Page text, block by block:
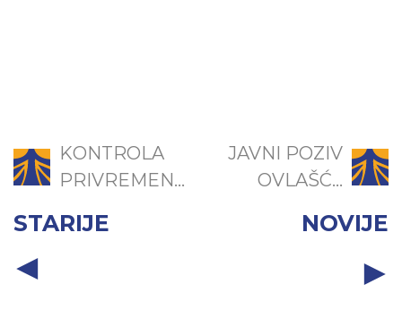
KONTROLA
PRIVREMEN...
STARIJE
JAVNI POZIV
OVLAŠĆ...
NOVIJE